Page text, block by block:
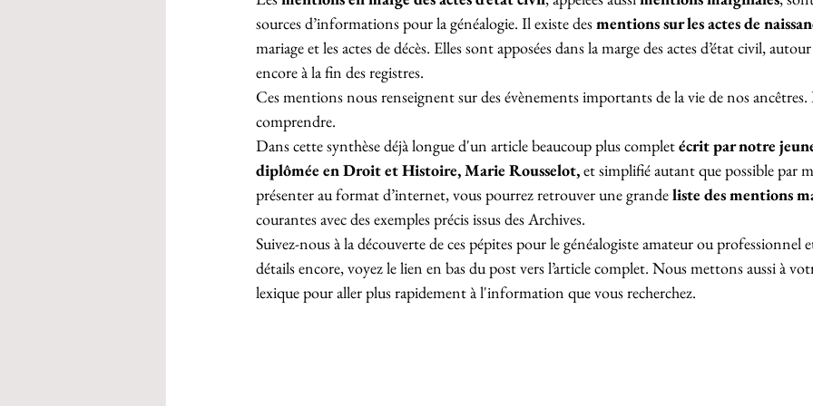
sources d’informations pour la généalogie. Il existe des mentions sur les actes de
mariage et les actes de décès. Elles sont apposées dans la marge des actes d’état civil,
encore à la fin des registres.
Ces mentions nous renseignent sur des évènements importants de la vie de nos
comprendre.
Dans cette synthèse déjà longue d'un article beaucoup plus complet écrit par notre
diplômée en Droit et Histoire, Marie Rousselot, et simplifié autant que possible par
présenter au format d’internet, vous pourrez retrouver une grande liste des mentions
courantes avec des exemples précis issus des Archives.
Suivez-nous à la découverte de ces pépites pour le généalogiste amateur ou professionnel
détails encore, voyez le lien en bas du post vers l’article complet. Nous mettons aussi à
lexique pour aller plus rapidement à l'information que vous recherchez.